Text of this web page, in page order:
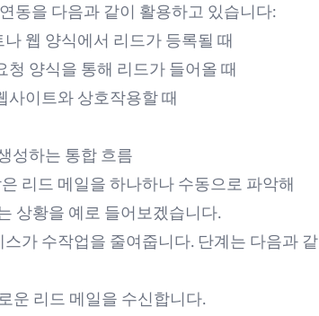
동을 다음과 같이 활용하고 있습니다:
웹 양식에서 리드가 등록될 때
청 양식을 통해 리드가 들어올 때
사이트와 상호작용할 때
성하는 통합 흐름
리드 메일을 하나하나 수동으로 파악해
상황을 예로 들어보겠습니다.
가 수작업을 줄여줍니다. 단계는 다음과 같
운 리드 메일을 수신합니다.